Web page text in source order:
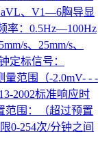
、V1—6胸导显
率：0.5Hz—100Hz
s、25mm/s、
定标信号：
量范围（-2.0mV- - -
2002标准响应时
范围：（超过预置
0-254次/分钟之间